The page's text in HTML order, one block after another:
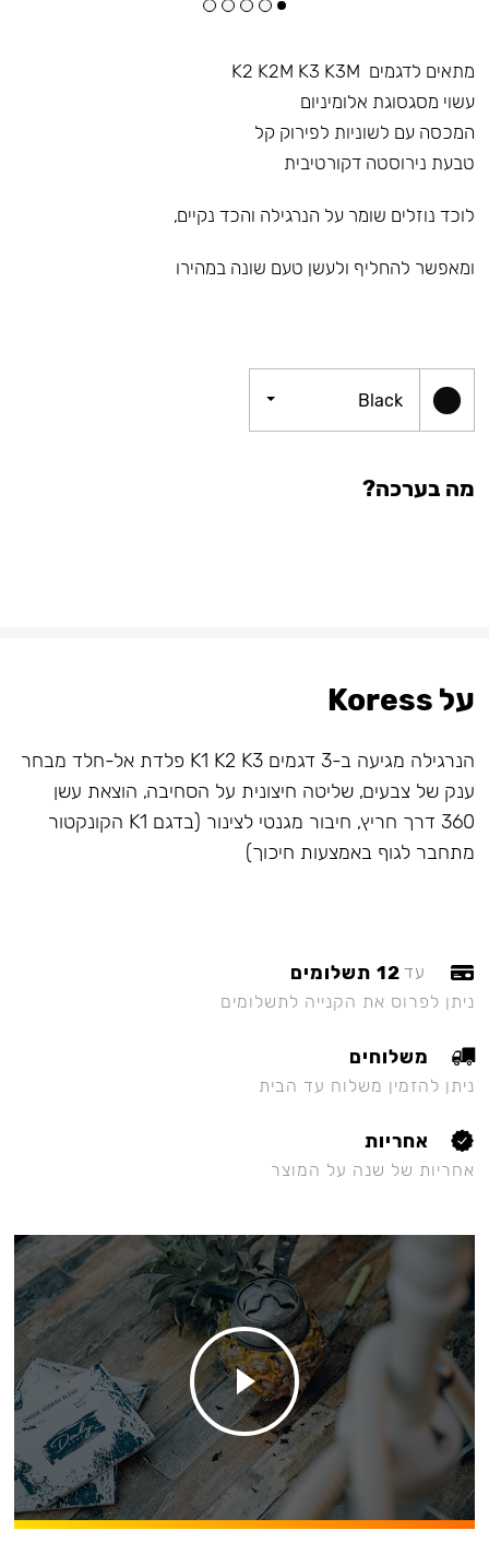
מתאים לדגמים K2 K2M K3 K3M
עשוי מסגסוגת אלומיניום
המכסה עם לשוניות לפירוק קל
טבעת נירוסטה דקורטיבית
לוכד נוזלים שומר על הנרגילה והכד נקיים,
ומאפשר להחליף ולעשן טעם שונה במהירו
Black
מה בערכה?
על Koress
הנרגילה מגיעה ב-3 דגמים K1 K2 K3 פלדת אל-חלד מבחר
ענק של צבעים, שליטה חיצונית על הסחיבה, הוצאת עשן
360 דרך חריץ, חיבור מגנטי לצינור (בדגם K1 הקונקטור
מתחבר לגוף באמצעות חיכוך)
עד 12 תשלומים
ניתן לפרוס את הקנייה לתשלומים
משלוחים
ניתן להזמין משלוח עד הבית
אחריות
אחריות של שנה על המוצר